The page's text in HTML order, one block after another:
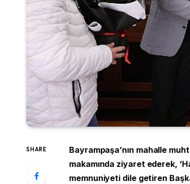
SHARE
Bayrampaşa’nın mahalle
makamında ziyaret ederek,
memnuniyeti dile getiren